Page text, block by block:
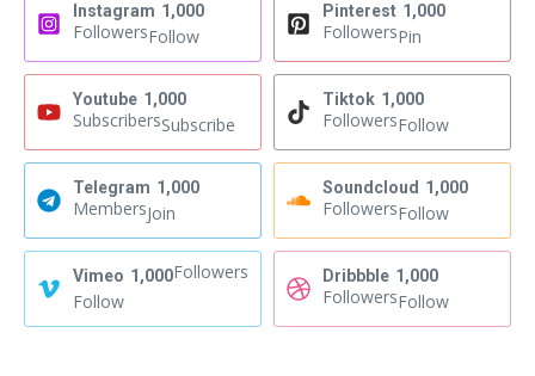
Instagram 1,000
FollowersFollow
Pinterest 1,000
FollowersPin
Youtube 1,000
SubscribersSubscribe
Tiktok 1,000
FollowersFollow
Telegram 1,000
MembersJoin
Soundcloud 1,000
FollowersFollow
Vimeo 1,000Followers
Follow
Dribbble 1,000
FollowersFollow